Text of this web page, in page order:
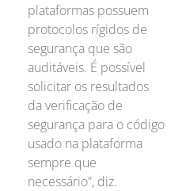
plataformas possuem
protocolos rígidos de
segurança que são
auditáveis. É possível
solicitar os resultados
da verificação de
segurança para o código
usado na plataforma
sempre que
necessário”, diz.